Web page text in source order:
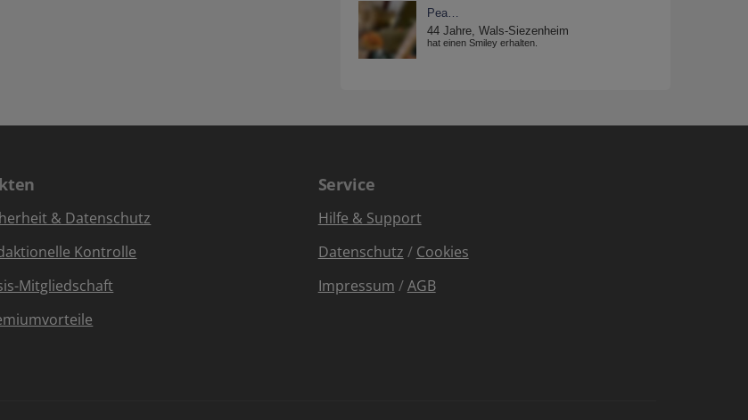
& Datenschutz
Kontrolle
Mitgliedschaft
Service
Hilfe & Support
Datenschutz / Cookies
Impressum /AGB